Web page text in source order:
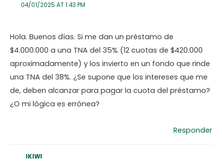
04/01/2025 AT 1:43 PM
Hola. Buenos días. Si me dan un préstamo de
$4.000.000 a una TNA del 35% (12 cuotas de $420.000
aproximadamente) y los invierto en un fondo que rinde
una TNA del 38%. ¿Se supone que los intereses que me
de, deben alcanzar para pagar la cuota del préstamo?
¿O mi lógica es errónea?
Responder
IKIWI